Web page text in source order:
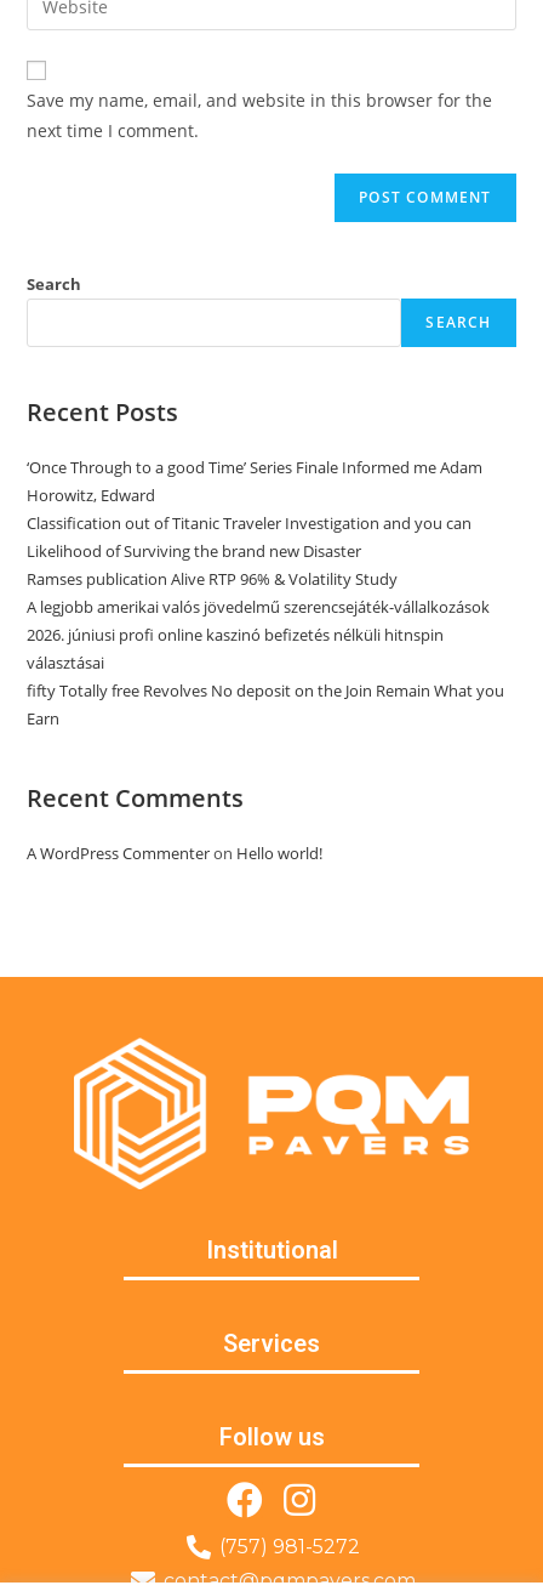
Save my name, email, and website in this browser for the
next time I comment.
Search
SEARCH
Recent Posts
‘Once Through to a good Time’ Series Finale Informed me Adam
Horowitz, Edward
Classification out of Titanic Traveler Investigation and you can
Likelihood of Surviving the brand new Disaster
Ramses publication Alive RTP 96% & Volatility Study
A legjobb amerikai valós jövedelmű szerencsejáték-vállalkozások
2026. júniusi profi online kaszinó befizetés nélküli hitnspin
választásai
fifty Totally free Revolves No deposit on the Join Remain What you
Earn
Recent Comments
A WordPress Commenteron Hello world!
Institutional
Services
Follow us
(757) 981-5272
contact@pqmpavers.com